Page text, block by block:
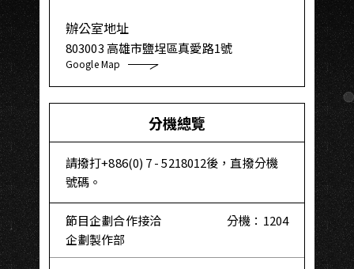
辦公室地址
803003 高雄市鹽埕區真愛路1號
Google Map
分機總覽
請撥打+886(0) 7 - 5218012後，直撥分機
號碼。
節目企劃合作接洽
企劃製作部
分機：1204